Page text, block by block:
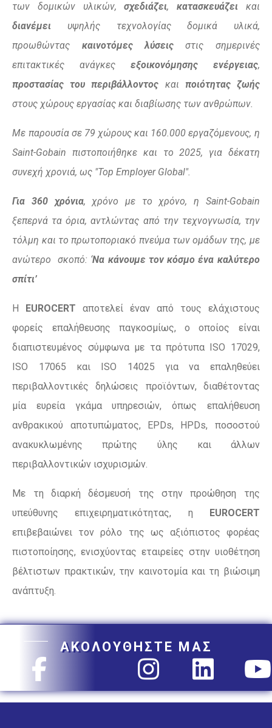
των δομικών υλικών, σχεδιάζει, κατασκευάζει και
διανέμει υψηλής τεχνολογίας δομικά υλικά,
προωθώντας καινοτόμες λύσειςστις σημερινές
επιτακτικές ανάγκες εξοικονόμησης ενέργειας,
προστασίας του περιβάλλοντος και ποιότητας ζωής
στους χώρους εργασίας και διαβίωσης των ανθρώπων.
Με παρουσία σε 79 χώρους και 160.000 εργαζόμενους, η
Saint-Gobain πιστοποιήθηκε και το 2025, για δέκατη
συνεχή χρονιά, ως "Top Employer Global".
Για 360 χρόνια, χρόνο με το χρόνο, η Saint-Gobain
ξεπερνά τα όρια, αντλώντας από την τεχνογνωσία, την
τόλμη και το πρωτοποριακό πνεύμα των ομάδων της, με
ανώτερο σκοπό: ‘Να κάνουμε τον κόσμο ένα καλύτερο
σπίτι’
Η EUROCERT αποτελεί έναν από τους ελάχιστους
φορείς επαλήθευσης παγκοσμίως, ο οποίος είναι
διαπιστευμένος σύμφωνα με τα πρότυπα ISO 17029,
ISO 17065 και ISO 14025 για να επαληθεύει
περιβαλλοντικές δηλώσεις προϊόντων, διαθέτοντας
μία ευρεία γκάμα υπηρεσιών, όπως επαλήθευση
ανθρακικού αποτυπώματος, EPDs, HPDs, ποσοστού
ανακυκλωμένης πρώτης ύλης και άλλων
περιβαλλοντικών ισχυρισμών.
Με τη διαρκή δέσμευσή της στην προώθηση της
υπεύθυνης επιχειρηματικότητας, η EUROCERT
επιβεβαιώνει τον ρόλο της ως αξιόπιστος φορέας
πιστοποίησης, ενισχύοντας εταιρείες στην υιοθέτηση
βέλτιστων πρακτικών, την καινοτομία και τη βιώσιμη
ανάπτυξη.
ΑΚΟΛΟΥΘΗΣΤΕ ΜΑΣ